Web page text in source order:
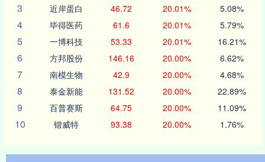
3 近岸蛋白 46.72 20.01% 5.08%
4 毕得医药 61.6 20.01% 5.79%
5 一博科技 53.33 20.01% 16.21%
6 方邦股份 146.16 20.00% 6.62%
7 南模生物 42.9 20.00% 4.68%
8 泰金新能 131.52 20.00% 22.89%
9 百普赛斯 64.75 20.00% 11.09%
10 锴威特 93.38 20.00% 1.76%